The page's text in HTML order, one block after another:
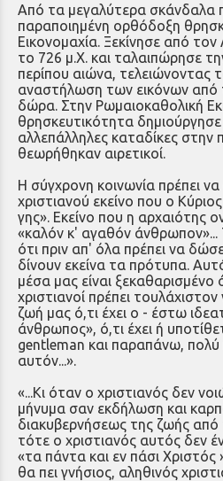
Από τα μεγαλύτερα σκάνδαλα
παραποιημένη ορθόδοξη
Εικονομαχία. Ξεκίνησε από
το 726 μ.Χ. και ταλαιπώρησε
περίπου αιώνα, τελειώνοντας
αναστήλωση των εικόνων
δώρα. Στην Ρωμαιοκαθολική
θρη­σκευτικότητα
αλλεπάλληλες κατα­δίκες
θεωρήθηκαν αιρετικοί.
Η σύγχρονη κοινωνία πρέπει
χριστιανού εκείνο που ο
γης». Εκείνο που η αρχαιότης
«καλόν κ' αγαθόν άνθρωπον»...
ότι πριν απ' όλα πρέπει να
δίνουν εκείνα τα πρότυπα.
μέσα μας είναι ξεκαθαρισμένο
χριστιανοί πρέπει
ζωή μας ό,τι έχει ο - έστω
άνθρωπος», ό,τι έχει ή
gentleman και παραπάνω,
αυτόν...».
«...Κι όταν ο χριστιανός δεν
μήνυμα σαν εκδήλωση και
διακυβερνήσεως της ζωής από
τότε ο χριστιανός αυτός δεν
«τα πάντα και εν πάσι Χριστός
θα πει γνήσιος, αληθινός